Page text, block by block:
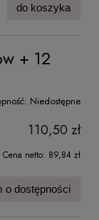
do koszyka
+ 12
Niedostępne
110,50 zł
Cena netto: 89,84 zł
o dostępności